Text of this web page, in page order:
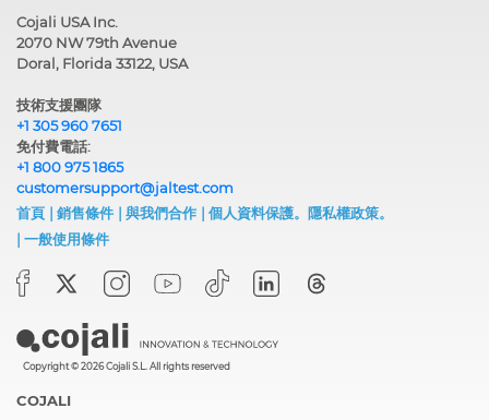
Cojali USA Inc.
2070 NW 79th Avenue
Doral, Florida 33122, USA
技術支援團隊
+1 305 960 7651
免付費電話:
+1 800 975 1865
customersupport@jaltest.com
首頁 | 銷售條件 | 與我們合作 | 個人資料保護。隱私權政策。
| 一般使用條件
Copyright © 2026 Cojali S.L. All rights reserved
COJALI